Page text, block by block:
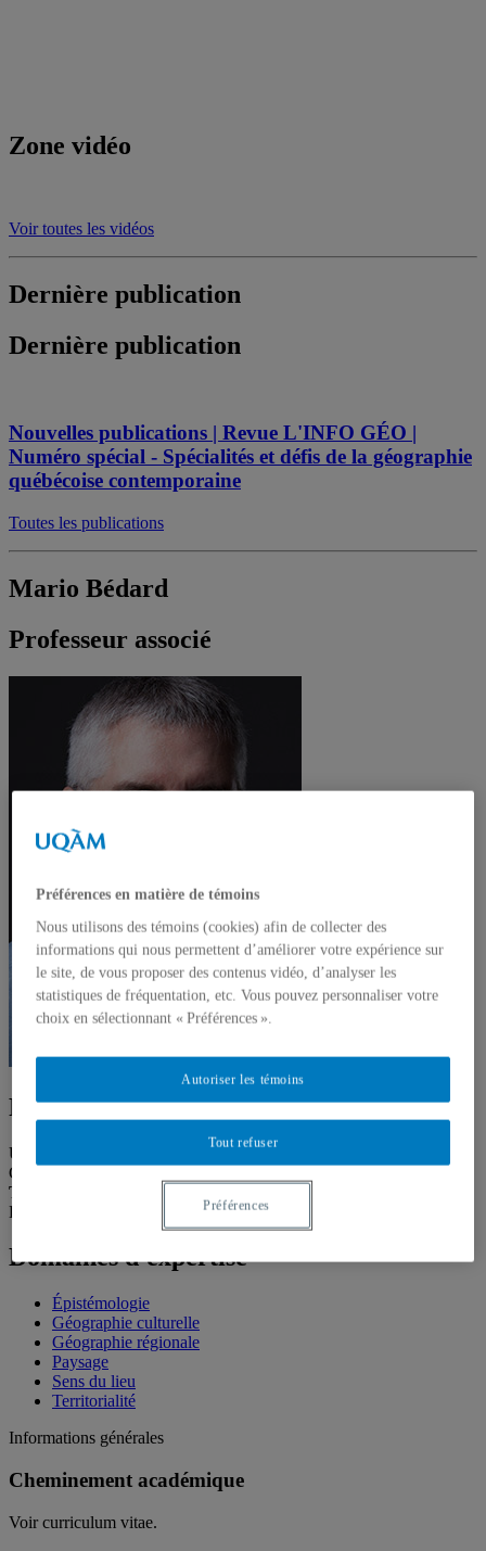
Zone vidéo
Voir toutes les vidéos
Dernière publication
Dernière publication
Nouvelles publications | Revue L'INFO GÉO |
Numéro spécial - Spécialités et défis de la géographie
québécoise contemporaine
Toutes les publications
Mario Bédard
Professeur associé
Professeur associé
Unité
Département de géographie
Courriel
Téléphone
Langues
Domaines d'expertise
Épistémologie
Géographie culturelle
Géographie régionale
Paysage
Sens du lieu
Territorialité
Informations générales
Cheminement académique
Voir curriculum vitae.
Préférences en matière de témoins
Nous utilisons des témoins (cookies) afin de collecter des
informations qui nous permettent d’améliorer votre expérience sur
le site, de vous proposer des contenus vidéo, d’analyser les
statistiques de fréquentation, etc. Vous pouvez personnaliser votre
choix en sélectionnant « Préférences ».
Tout refuser
Autoriser les témoins
Préférences